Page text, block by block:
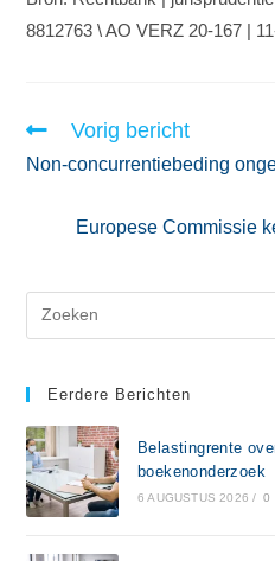
8812763 \ AO VERZ 20-167 |
Vorig bericht
Non-concurrentiebeding
Europese Commissie
Eerdere Berichten
Belastingrente
boekenonderzoek
6 AUGUSTUS 2026 / 0